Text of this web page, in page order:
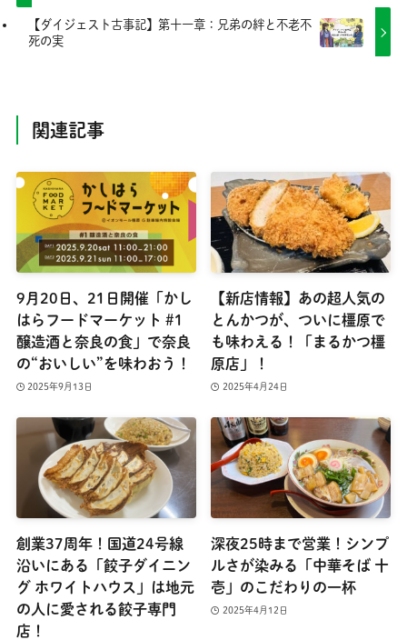
【ダイジェスト古事記】第十一章：兄弟の絆と不老不
死の実
関連記事
9月20日、21日開催「かし
はらフードマーケット #1
醸造酒と奈良の食」で奈良
の“おいしい”を味わおう！
2025年9月13日
【新店情報】あの超人気の
とんかつが、ついに橿原で
も味わえる！「まるかつ橿
原店」！
2025年4月24日
創業37周年！国道24号線
沿いにある「餃子ダイニン
グ ホワイトハウス」は地元
の人に愛される餃子専門
店！
深夜25時まで営業！シンプ
ルさが染みる「中華そば 十
壱」のこだわりの一杯
2025年4月12日